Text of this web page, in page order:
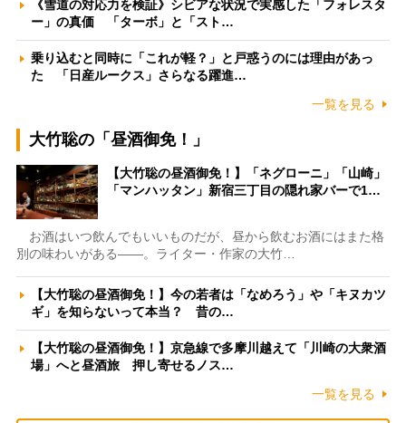
《雪道の対応力を検証》シビアな状況で実感した「フォレスタ
ー」の真価 「ターボ」と「スト…
乗り込むと同時に「これが軽？」と戸惑うのには理由があっ
た 「日産ルークス」さらなる躍進…
一覧を見る
大竹聡の「昼酒御免！」
【大竹聡の昼酒御免！】「ネグローニ」「山崎」
「マンハッタン」新宿三丁目の隠れ家バーで1…
お酒はいつ飲んでもいいものだが、昼から飲むお酒にはまた格
別の味わいがある――。ライター・作家の大竹…
【大竹聡の昼酒御免！】今の若者は「なめろう」や「キヌカツ
ギ」を知らないって本当？ 昔の…
【大竹聡の昼酒御免！】京急線で多摩川越えて「川崎の大衆酒
場」へと昼酒旅 押し寄せるノス…
一覧を見る